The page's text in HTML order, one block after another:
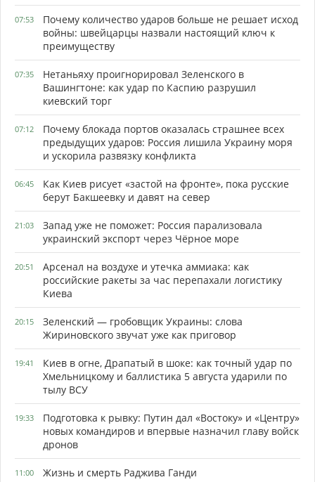
07:53
Почему количество ударов больше не решает исход
войны: швейцарцы назвали настоящий ключ к
преимуществу
07:35
Нетаньяху проигнорировал Зеленского в
Вашингтоне: как удар по Каспию разрушил
киевский торг
07:12
Почему блокада портов оказалась страшнее всех
предыдущих ударов: Россия лишила Украину моря
и ускорила развязку конфликта
06:45
Как Киев рисует «застой на фронте», пока русские
берут Бакшеевку и давят на север
21:03
Запад уже не поможет: Россия парализовала
украинский экспорт через Чёрное море
20:51
Арсенал на воздухе и утечка аммиака: как
российские ракеты за час перепахали логистику
Киева
20:15
Зеленский — гробовщик Украины: слова
Жириновского звучат уже как приговор
19:41
Киев в огне, Драпатый в шоке: как точный удар по
Хмельницкому и баллистика 5 августа ударили по
тылу ВСУ
19:33
Подготовка к рывку: Путин дал «Востоку» и «Центру»
новых командиров и впервые назначил главу войск
дронов
11:00 Жизнь и смерть Раджива Ганди